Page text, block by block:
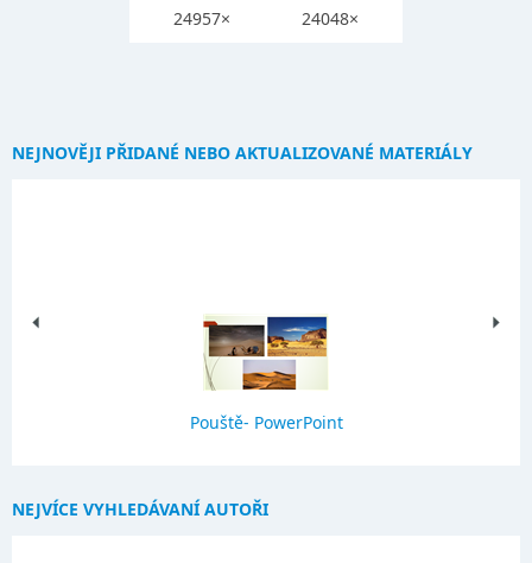
24957× 24048×
NEJNOVĚJI PŘIDANÉ NEBO AKTUALIZOVANÉ MATERIÁLY
Pouště- PowerPoint
NEJVÍCE VYHLEDÁVANÍ AUTOŘI